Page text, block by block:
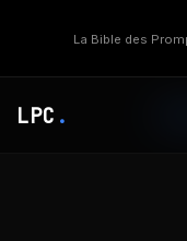
La Bible des
LPC .